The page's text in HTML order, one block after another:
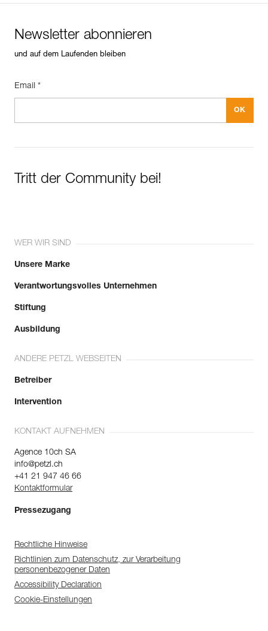
Newsletter abonnieren
und auf dem Laufenden bleiben
Email *
Tritt der Community bei!
WER WIR SIND
Unsere Marke
Verantwortungsvolles Unternehmen
Stiftung
Ausbildung
ANDERE PETZL WEBSEITEN
Betreiber
Intervention
KONTAKT AUFNEHMEN
Agence 10ch SA
info@petzl.ch
+41 21 947 46 66
Kontaktformular
Pressezugang
Rechtliche Hinweise
Richtlinien zum Datenschutz, zur Verarbeitung
personenbezogener Daten
Accessibility Declaration
Cookie-Einstellungen